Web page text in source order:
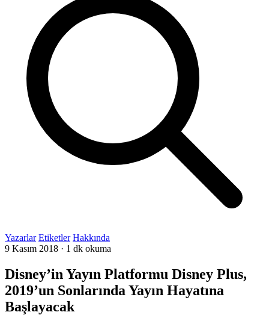
Yazarlar Etiketler Hakkında
9 Kasım 2018 · 1 dk okuma
Disney’in Yayın Platformu Disney Plus,
2019’un Sonlarında Yayın Hayatına
Başlayacak